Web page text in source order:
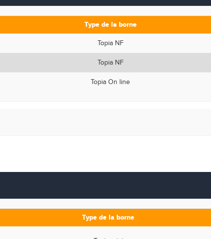
Type de la borne
Topia NF
Topia NF
Topia On line
Type de la borne